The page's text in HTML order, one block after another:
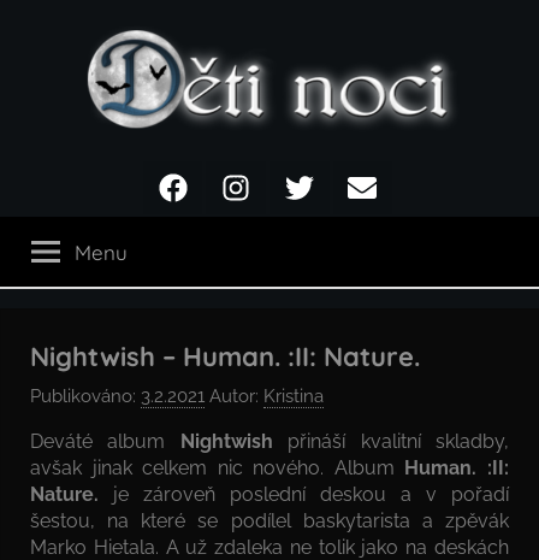
noci
FacebookInstagramTwitter Email
Menu
Nightwish – Human. :II: Nature.
Publikováno: 3.2.2021 Autor: Kristina
Deváté album Nightwish přináší kvalitní skladby,
avšak jinak celkem nic nového. Album Human. :II:
Nature. je zároveň poslední deskou a v pořadí
šestou, na které se podílel baskytarista a zpěvák
Marko Hietala. A už zdaleka ne tolik jako na deskách